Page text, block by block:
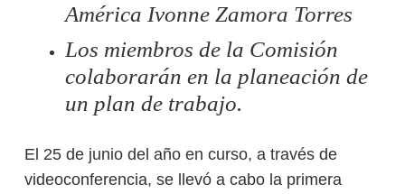
América Ivonne Zamora Torres
Los miembros de la Comisión
colaborarán en la planeación de
un plan de trabajo.
El 25 de junio del año en curso, a través de
videoconferencia, se llevó a cabo la primera